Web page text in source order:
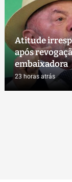
Atitude
após
embaixadora
23 horas atrás